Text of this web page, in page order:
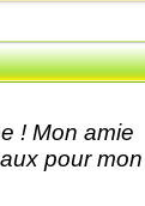
! Mon amie
pour mon